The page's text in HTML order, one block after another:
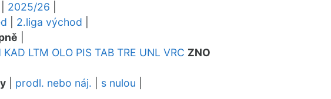
2025/26
2.liga východ
KAD LTM OLO PIS TAB TRE UNL VRC ZNO
prodl. nebo náj. s nulou